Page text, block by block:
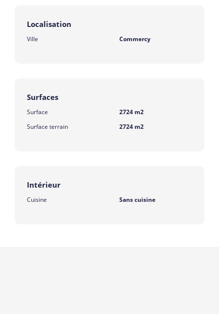
Localisation
Ville Commercy
Surfaces
Surface
2724 m2
Surface terrain
2724 m2
Intérieur
Cuisine Sans cuisine